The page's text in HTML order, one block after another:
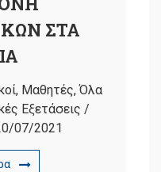
ΣΤΑ
, Μαθητές,Όλα
Εξετάσεις /
07/2021